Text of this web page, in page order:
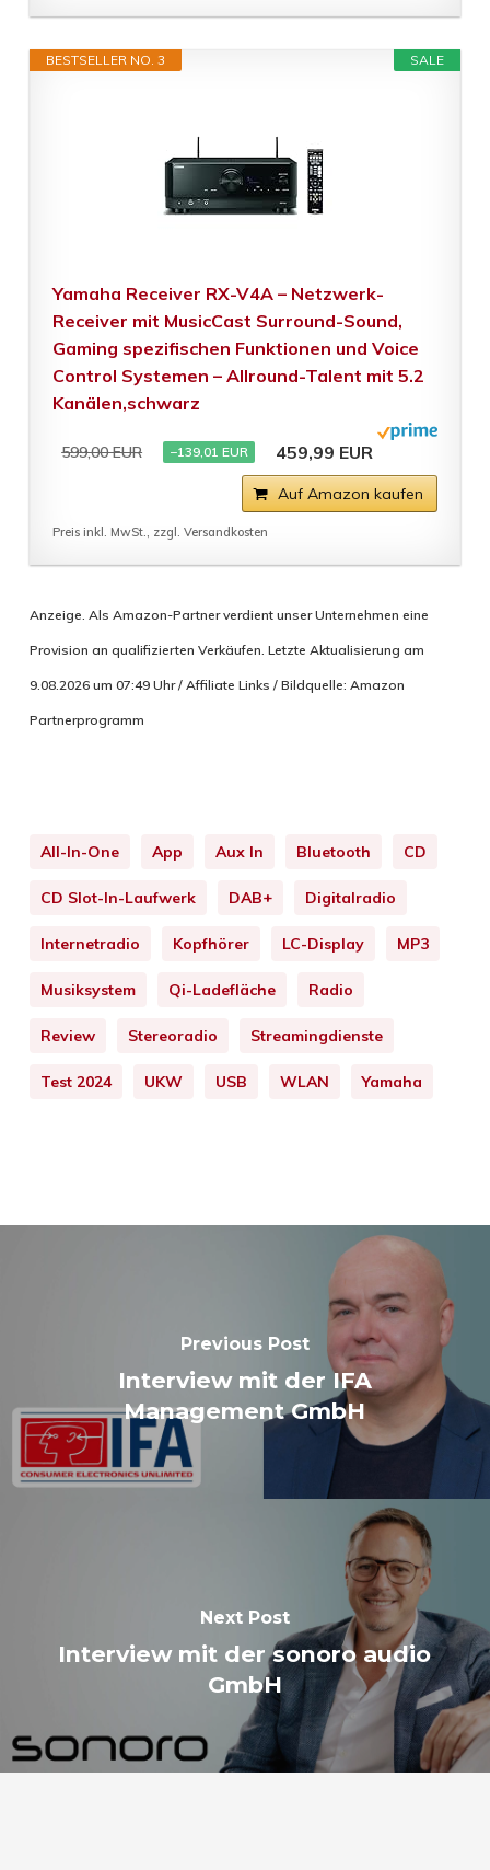
SALE
BESTSELLER NO. 3
Yamaha Receiver RX-V4A – Netzwerk-
Receiver mit MusicCast Surround-Sound,
Gaming spezifischen Funktionen und Voice
Control Systemen – Allround-Talent mit 5.2
Kanälen,schwarz
599,00 EUR −139,01 EUR 459,99 EUR
Auf Amazon kaufen
Preis inkl. MwSt., zzgl. Versandkosten
Anzeige. Als Amazon-Partner verdient unser Unternehmen eine
Provision an qualifizierten Verkäufen. Letzte Aktualisierung am
9.08.2026 um 07:49 Uhr / Affiliate Links / Bildquelle: Amazon
Partnerprogramm
All-In-One App Aux In Bluetooth CD
CD Slot-In-Laufwerk DAB+ Digitalradio
Internetradio Kopfhörer LC-Display MP3
Musiksystem Qi-Ladefläche Radio
Review Stereoradio Streamingdienste
Test 2024 UKW USB WLAN Yamaha
Previous Post
Interview mit der IFA
Management GmbH
Next Post
Interview mit der sonoro audio
GmbH